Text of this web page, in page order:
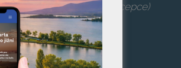
427 714,539 029 266
(recepce)